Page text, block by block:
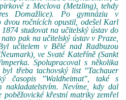
z Meclova (Metzling), tehdy
Domažlice). Po gymnáziu v
dvou ročnících opustil, odešel Karl
studovat na učitelský ústav do
pak na učitelský ústav v Praze,
učitelem v Bělé nad Radbuzou
ve Svaté Kateříně (Sankt
Spolupracoval s několika
třeba tachovský list "Tachauer
časopis "Waldheimat", také s
nakladatelstvím. Nevíme, kdy dal
poběžovické křestní matriky zemřel